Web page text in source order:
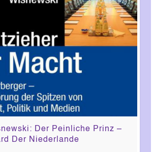
Der Peinliche Prinz –
Der Niederlande